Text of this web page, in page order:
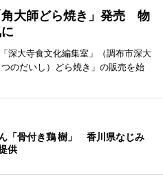
角大師どら焼き」発売 物
深大寺食文化編集室」（調布市深大
のだいし）どら焼き」の販売を始
「骨付き鶏 樹」 香川県なじみ
供